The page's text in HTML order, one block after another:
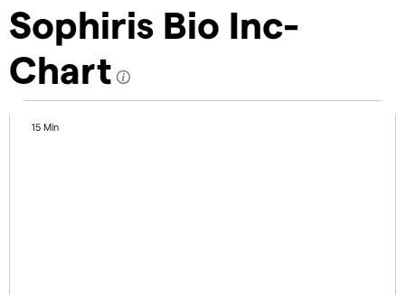
Sophiris Bio Inc-
Chart
15 Min